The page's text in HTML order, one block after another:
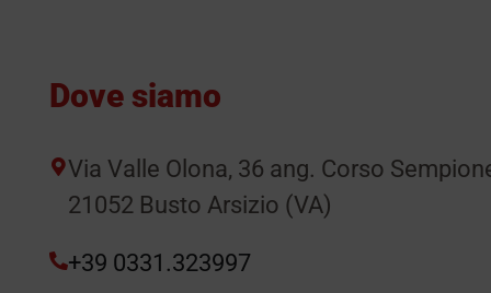
Dove siamo
Via Valle Olona, 36 ang. Corso
21052 Busto Arsizio (VA)
+39 0331.323997